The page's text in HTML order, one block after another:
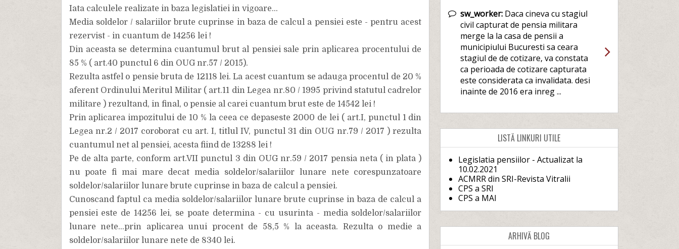
Iata calculele realizate in baza legislatiei in vigoare...
Media soldelor / salariilor brute cuprinse in baza de calcul a pensiei este - pentru acest
rezervist - in cuantum de 14256 lei !
Din aceasta se determina cuantumul brut al pensiei sale prin aplicarea procentului de
85 % ( art.40 punctul 6 din OUG nr.57 / 2015).
Rezulta astfel o pensie bruta de 12118 lei. La acest cuantum se adauga procentul de 20 %
aferent Ordinului Meritul Militar ( art.11 din Legea nr.80 / 1995 privind statutul cadrelor
militare ) rezultand, in final, o pensie al carei cuantum brut este de 14542 lei !
Prin aplicarea impozitului de 10 % la ceea ce depaseste 2000 de lei ( art.I, punctul 1 din
Legea nr.2 / 2017 coroborat cu art. I, titlul IV, punctul 31 din OUG nr.79 / 2017 ) rezulta
cuantumul net al pensiei, acesta fiind de 13288 lei !
Pe de alta parte, conform art.VII punctul 3 din OUG nr.59 / 2017 pensia neta ( in plata )
nu poate fi mai mare decat media soldelor/salariilor lunare nete corespunzatoare
soldelor/salariilor lunare brute cuprinse in baza de calcul a pensiei.
Cunoscand faptul ca media soldelor/salariilor lunare brute cuprinse in baza de calcul a
pensiei este de 14256 lei, se poate determina - cu usurinta - media soldelor/salariilor
lunare nete...prin aplicarea unui procent de 58,5 % la aceasta. Rezulta o medie a
soldelor/salariilor lunare nete de 8340 lei.
sw_worker:Daca cineva cu stagiul
civil capturat de pensia militara
merge la la casa de pensii a
municipiului Bucuresti sa ceara
stagiul de de cotizare, va constata
ca perioada de cotizare capturata
este considerata ca invalidata. desi
inainte de 2016 era inreg ...
LISTĂ LINKURI UTILE
Legislatia pensiilor - Actualizat la
10.02.2021
ACMRR din SRI-Revista Vitralii
CPS a SRI
CPS a MAI
ARHIVĂ BLOG